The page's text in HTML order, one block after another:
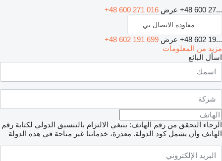
+48 600 27... عرض +48 600 271 016
معاودة الاتصال بي
+48 602 19... عرض +48 602 191 699
مزيد من المعلومات
اسأل البائع
الرجاء التحقق من رقم الهاتف: ينبغي الالتزام بالتنسيق الدولي لكتابة رقم
الهاتف وأن يشمل كود الدولة. معذرة، خدماتنا غير متاحة في هذه الدولة